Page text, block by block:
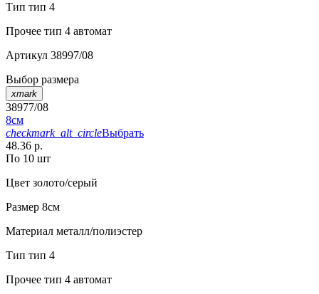
Тип тип 4
Прочее тип 4 автомат
Артикул 38997/08
Выбор размера
xmark
38977/08
8см
checkmark_alt_circleВыбрать
48.36 р.
По 10 шт
Цвет золото/серый
Размер 8см
Материал металл/полиэстер
Тип тип 4
Прочее тип 4 автомат